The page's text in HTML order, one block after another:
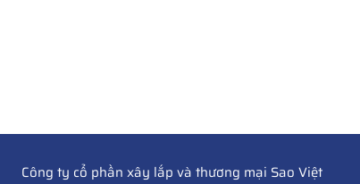
Công ty cổ phần xây lắp và thương mại Sao Việt